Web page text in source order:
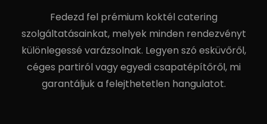
Fedezd fel prémium koktél catering
szolgáltatásainkat, melyek minden rendezvényt
különlegessé varázsolnak. Legyen szó esküvőről,
céges partiról vagy egyedi csapatépítőről, mi
garantáljuk a felejthetetlen hangulatot.